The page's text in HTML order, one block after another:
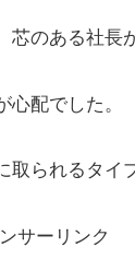
のある社長
配でした。
られるタイ
サーリンク